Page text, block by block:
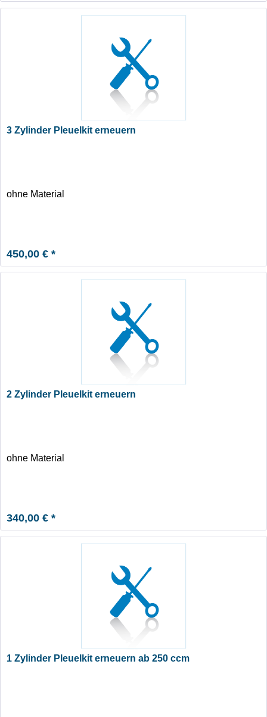
3 Zylinder Pleuelkit erneuern
ohne Material
450,00 € *
2 Zylinder Pleuelkit erneuern
ohne Material
340,00 € *
1 Zylinder Pleuelkit erneuern ab 250 ccm